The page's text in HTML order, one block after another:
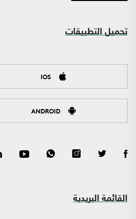
تحميل التطبيقات
IOS
ANDROID
القائمة البريدية